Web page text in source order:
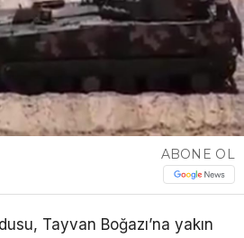
ABONE OL
Tayvan Boğazı’na yakın